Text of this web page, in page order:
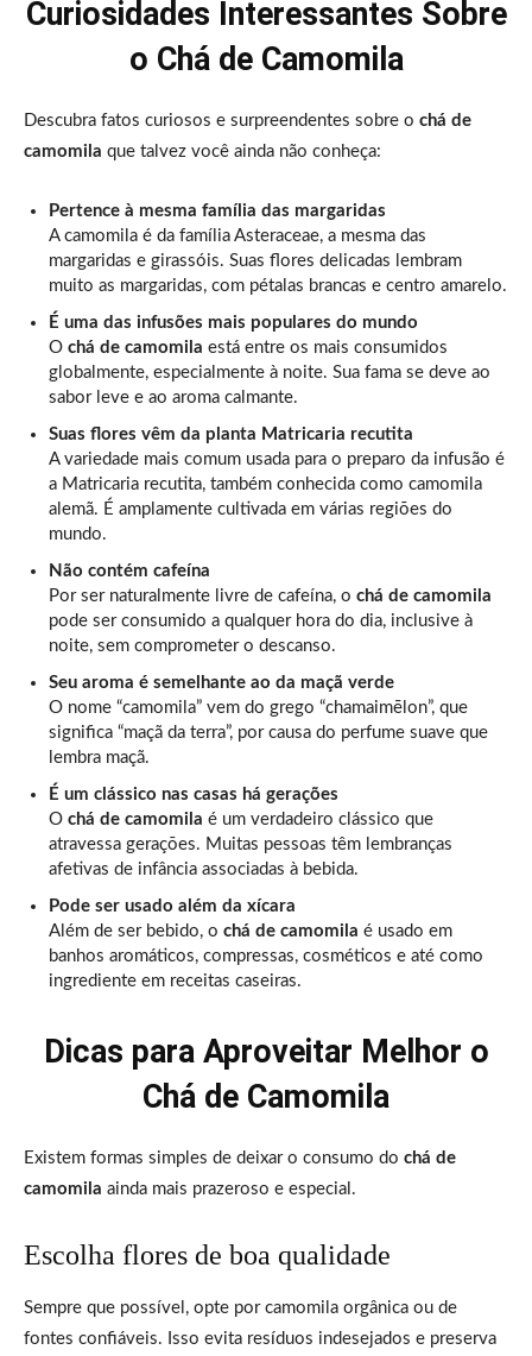
Curiosidades Interessantes Sobre
o Chá de Camomila
Descubra fatos curiosos e surpreendentes sobre o chá de
camomila que talvez você ainda não conheça:
Pertence à mesma família das margaridas
A camomila é da família Asteraceae, a mesma das
margaridas e girassóis. Suas flores delicadas lembram
muito as margaridas, com pétalas brancas e centro amarelo.
É uma das infusões mais populares do mundo
O chá de camomila está entre os mais consumidos
globalmente, especialmente à noite. Sua fama se deve ao
sabor leve e ao aroma calmante.
Suas flores vêm da planta Matricaria recutita
A variedade mais comum usada para o preparo da infusão é
a Matricaria recutita, também conhecida como camomila
alemã. É amplamente cultivada em várias regiões do
mundo.
Não contém cafeína
Por ser naturalmente livre de cafeína, o chá de camomila
pode ser consumido a qualquer hora do dia, inclusive à
noite, sem comprometer o descanso.
Seu aroma é semelhante ao da maçã verde
O nome “camomila” vem do grego “chamaimēlon”, que
significa “maçã da terra”, por causa do perfume suave que
lembra maçã.
É um clássico nas casas há gerações
O chá de camomila é um verdadeiro clássico que
atravessa gerações. Muitas pessoas têm lembranças
afetivas de infância associadas à bebida.
Pode ser usado além da xícara
Além de ser bebido, o chá de camomila é usado em
banhos aromáticos, compressas, cosméticos e até como
ingrediente em receitas caseiras.
Dicas para Aproveitar Melhor o
Chá de Camomila
Existem formas simples de deixar o consumo do chá de
camomila ainda mais prazeroso e especial.
Escolha flores de boa qualidade
Sempre que possível, opte por camomila orgânica ou de
fontes confiáveis. Isso evita resíduos indesejados e preserva